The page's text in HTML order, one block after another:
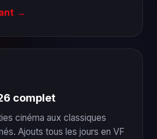
→
complet
cinéma aux classiques
Ajouts tous les jours en VF